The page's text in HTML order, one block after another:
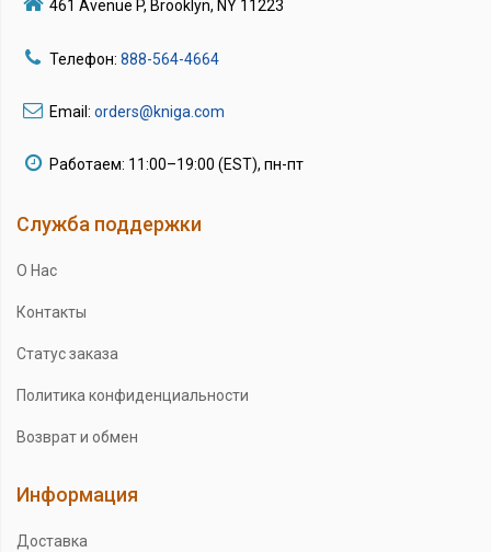
461 Avenue P, Brooklyn, NY 11223
Телефон: 888-564-4664
Email: orders@kniga.com
Работаем: 11:00–19:00 (EST), пн-пт
Служба поддержки
О Нас
Контакты
Статус заказа
Политика конфиденциальности
Возврат и обмен
Информация
Доставка